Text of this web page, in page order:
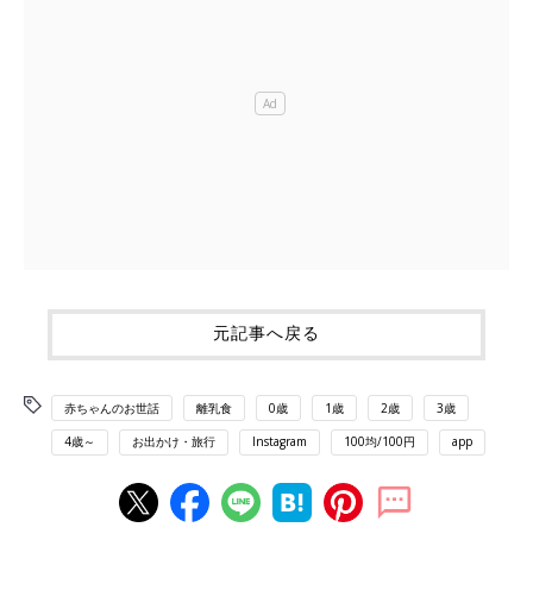
元記事へ戻る
赤ちゃんのお世話 離乳食 0歳 1歳 2歳 3歳
4歳～ お出かけ・旅行 Instagram 100均/100円 app